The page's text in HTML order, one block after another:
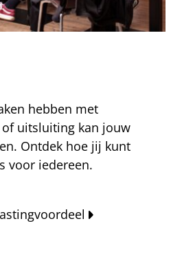
hebben met
uitsluiting kan jouw
Ontdek hoe jij kunt
voor iedereen.